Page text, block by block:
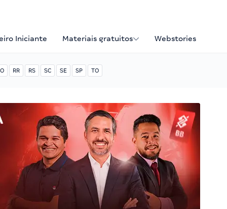
Iniciante Materiais gratuitos Webstories
RR RS SC SE SP TO